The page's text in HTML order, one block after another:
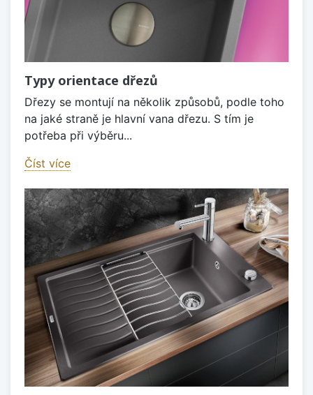
Typy orientace dřezů
Dřezy se montují na několik způsobů, podle toho
na jaké straně je hlavní vana dřezu. S tím je
potřeba při výběru...
Číst více